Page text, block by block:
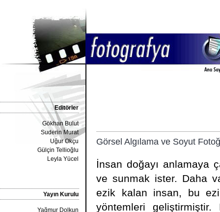
Editörler
Gökhan Bulut
Suderin Murat
Uğur Okçu
Gülçin Tellioğlu
Leyla Yücel
Yayın Kurulu
Yağmur Dolkun
Görsel Algılama ve Soyut
İnsan doğayı anlamaya
ve sunmak ister. Daha
ezik kalan insan, bu
yöntemleri geliştirmiştir.